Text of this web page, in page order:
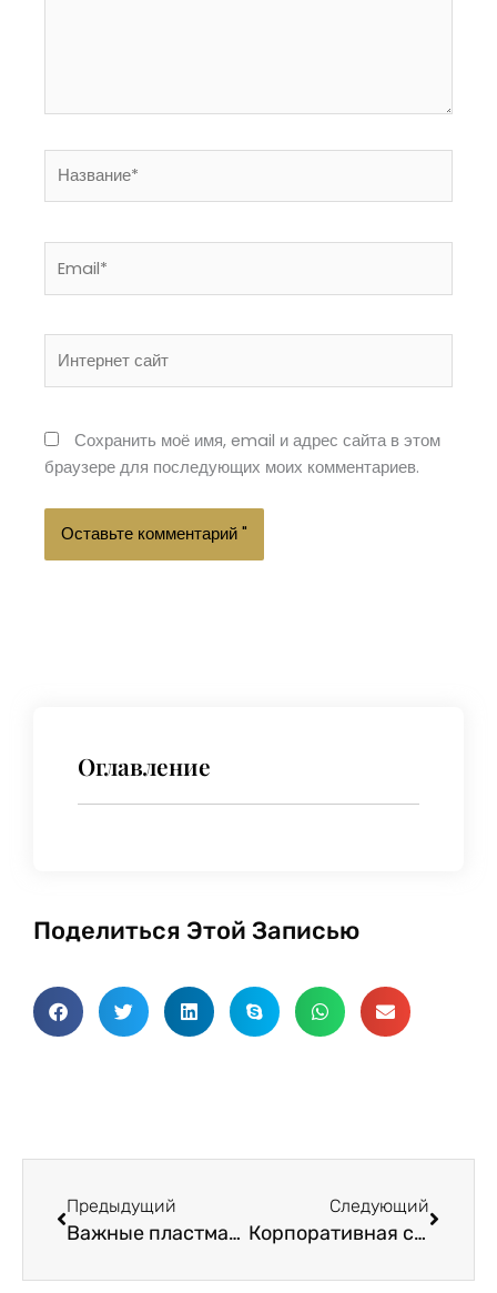
сайт
Сохранить моё имя, email и адрес сайта в этом
браузере для последующих моих комментариев.
Оглавление
Поделиться Этой Записью
Предыдущий
Важные пластмассы, используемые в 3D-печати
Следующий
Корпоративная социальная ответственность в текстильной промышленности